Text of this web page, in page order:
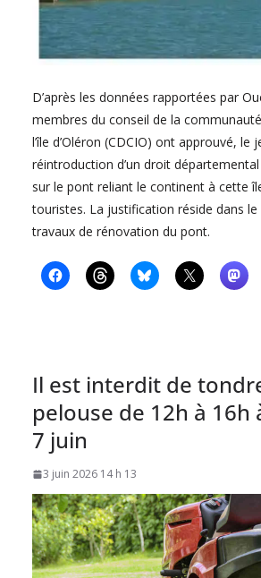
D’après les données rapportées par
membres du conseil de la
l’île d’Oléron (CDCIO) ont approuvé, le
réintroduction d’un droit
sur le pont reliant le continent à cette
touristes. La justification réside dans
travaux de rénovation du pont.
Il est interdit de
pelouse de 12h à 16h
7 juin
3 juin 2026 14 h 13